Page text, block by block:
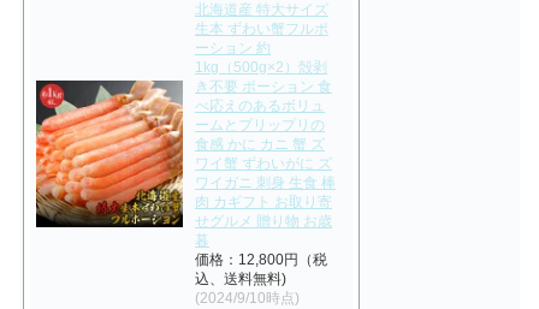
北海道産 特大サイズ
生本 ずわい蟹フルポ
ーション 約
1kg（500g×2）殻剥
き不要 ポーション 食
べ応えのあるボリュ
ームとプリップリの
食感 かに カニ 蟹 ズ
ワイ蟹 ずわいがに ズ
ワイガニ 刺身 生食 棒
肉 カギフト お取り寄
せグルメ 贈り物 お歳
暮
価格：12,800円（税
込、送料無料)
(2024/9/10時点)